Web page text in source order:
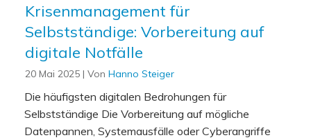
Krisenmanagement für
Selbstständige: Vorbereitung auf
digitale Notfälle
20 Mai 2025 | Von Hanno Steiger
Die häufigsten digitalen Bedrohungen für
Selbstständige Die Vorbereitung auf mögliche
Datenpannen, Systemausfälle oder Cyberangriffe